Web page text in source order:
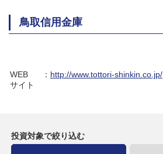
鳥取信用金庫
WEB
サイト
： http://www.tottori-shinkin.co.jp/
投資対象で絞り込む